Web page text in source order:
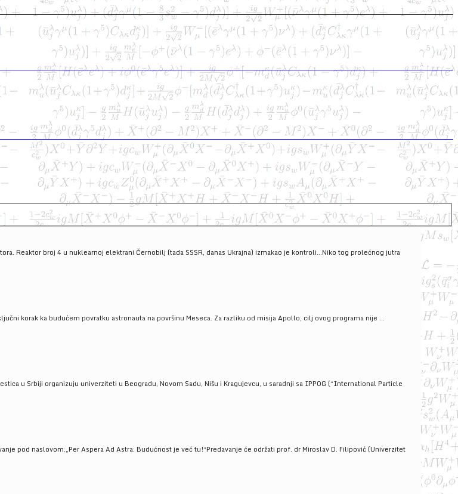
Reaktor broj 4 u nuklearnoj elektrani Černobilj (tada SSSR, danas Ukrajna) izmakao je kontroli...Niko tog prolećnog jutra
korak ka budućem povratku astronauta na površinu Meseca. Za razliku od misija Apollo, cilj ovog programa nije ...
u Srbiji organizuju univerziteti u Beogradu, Novom Sadu, Nišu i Kragujevcu, u saradnji sa IPPOG (“International Particle
pod naslovom:„Per Aspera Ad Astra: Budućnost je već tu!“Predavanje će održati prof. dr Miroslav D. Filipović (Univerzitet